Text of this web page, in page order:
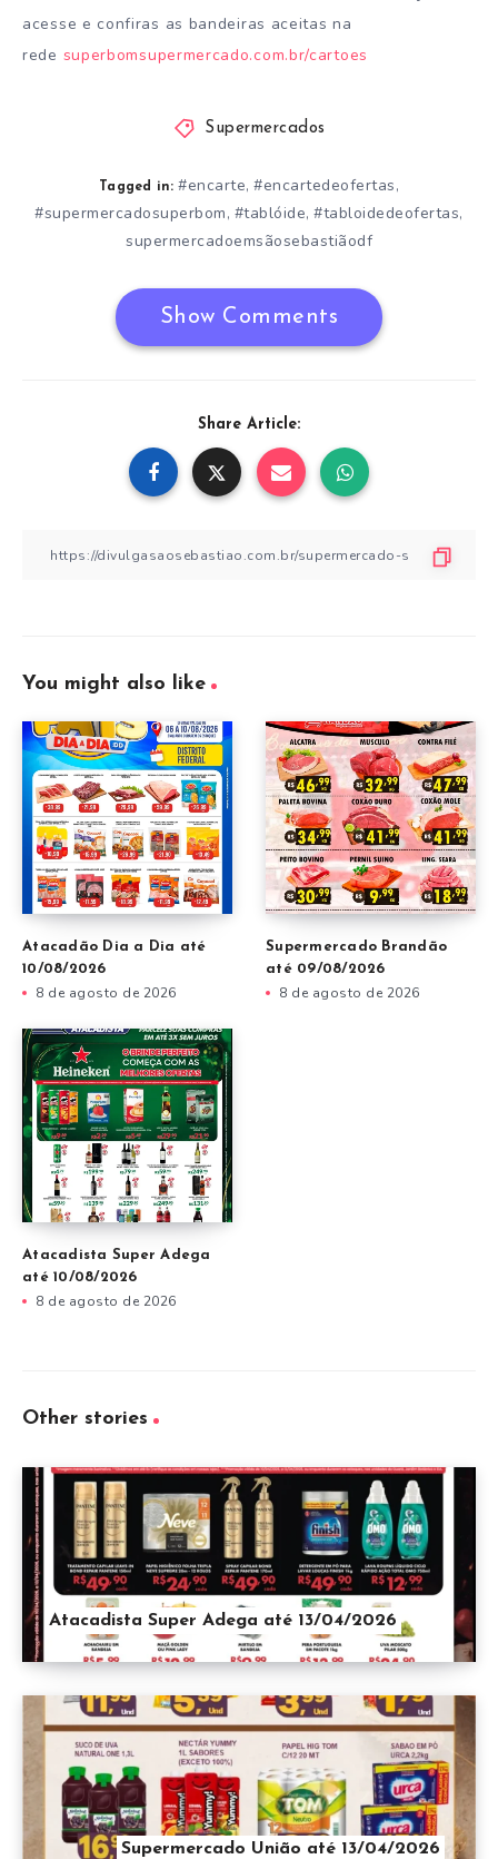
acesse e confiras as bandeiras aceitas na
rede superbomsupermercado.com.br/cartoes
Supermercados
Tagged in: #encarte, #encartedeofertas,
#supermercadosuperbom, #tablóide,#tabloidedeofertas,
supermercadoemsãosebastiãodf
Show Comments
Share Article:
You might also like
Atacadão Dia a Dia até
10/08/2026
8 de agosto de 2026
Supermercado Brandão
até 09/08/2026
8 de agosto de 2026
Atacadista Super Adega
até 10/08/2026
8 de agosto de 2026
Other stories
Atacadista Super Adega até 13/04/2026
Supermercado União até 13/04/2026